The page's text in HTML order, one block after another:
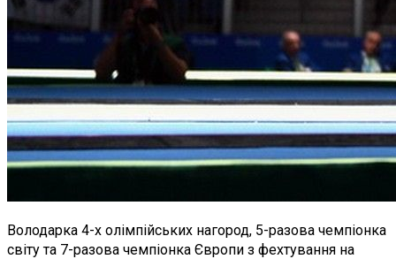
Володарка 4-х олімпійських нагород, 5-разова чемпіонка
світу та 7-разова чемпіонка Європи з фехтування на